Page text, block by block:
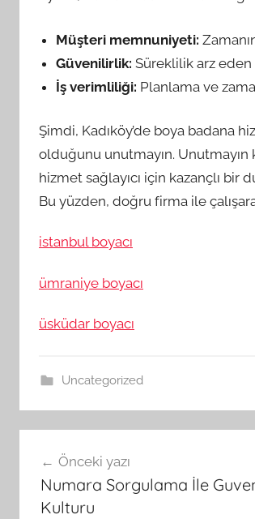
Müşteri memnuniyeti:
Güvenilirlik: Süreklilik arz eden
İş verimliliği: Planlama ve
Şimdi, Kadıköy’de boya badana
olduğunu unutmayın.
hizmet sağlayıcı için kazançlı
Bu yüzden, doğru firma ile
istanbul boyacı
ümraniye boyacı
üsküdar boyacı
Uncategorized
gezinmesi
Önceki yazı
Numara Sorgulama İle
Kulturu